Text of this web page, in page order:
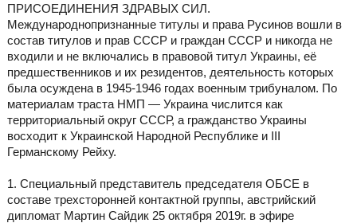
ПРИСОЕДИНЕНИЯ ЗДРАВЫХ СИЛ.
Международнопризнанные титулы и права Русинов вошли в
состав титулов и прав СССР и граждан СССР и никогда не
входили и не включались в правовой титул Украины, её
предшественников и их резидентов, деятельность которых
была осуждена в 1945-1946 годах военным трибуналом. По
материалам траста НМП — Украина числится как
территориальный округ СССР, а гражданство Украины
восходит к Украинской Народной Республике и III
Германскому Рейху.
1. Специальный представитель председателя ОБСЕ в
составе трехсторонней контактной группы, австрийский
дипломат Мартин Сайдик 25 октября 2019г. в эфире